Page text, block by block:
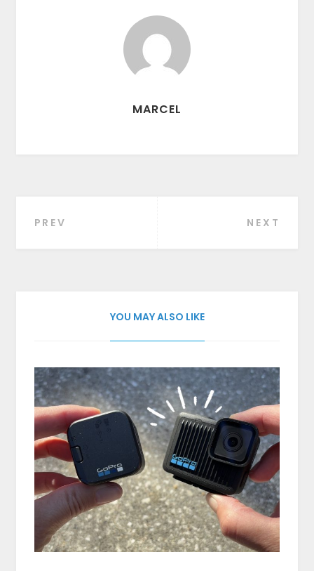
MARCEL
Beitragsnavigation
PREV NEXT
YOU MAY ALSO LIKE